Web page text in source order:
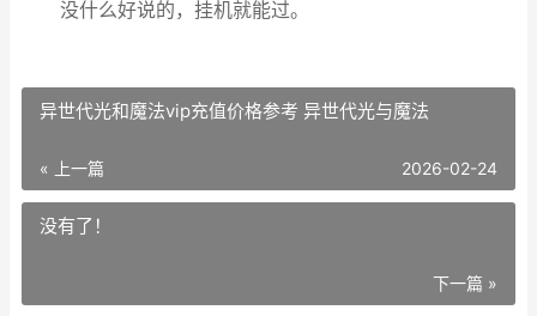
没什么好说的，挂机就能过。
异世代光和魔法vip充值价格参考 异世代光与魔法
« 上一篇 2026-02-24
没有了！
下一篇 »